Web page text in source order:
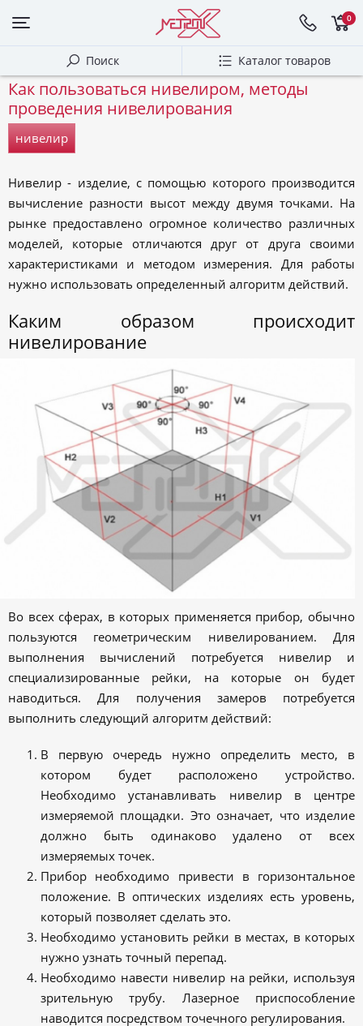
0
Поиск Каталог товаров
Как пользоваться нивелиром, методы
проведения нивелирования
нивелир
Нивелир - изделие, с помощью которого производится
вычисление разности высот между двумя точками. На
рынке предоставлено огромное количество различных
моделей, которые отличаются друг от друга своими
характеристиками и методом измерения. Для работы
нужно использовать определенный алгоритм действий.
Каким образом происходит
нивелирование
Во всех сферах, в которых применяется прибор, обычно
пользуются геометрическим нивелированием. Для
выполнения вычислений потребуется нивелир и
специализированные рейки, на которые он будет
наводиться. Для получения замеров потребуется
выполнить следующий алгоритм действий:
В первую очередь нужно определить место, в
котором будет расположено устройство.
Необходимо устанавливать нивелир в центре
измеряемой площадки. Это означает, что изделие
должно быть одинаково удалено от всех
измеряемых точек.
Прибор необходимо привести в горизонтальное
положение. В оптических изделиях есть уровень,
который позволяет сделать это.
Необходимо установить рейки в местах, в которых
нужно узнать точный перепад.
Необходимо навести нивелир на рейки, используя
зрительную трубу. Лазерное приспособление
наводится посредством точечного регулирования.